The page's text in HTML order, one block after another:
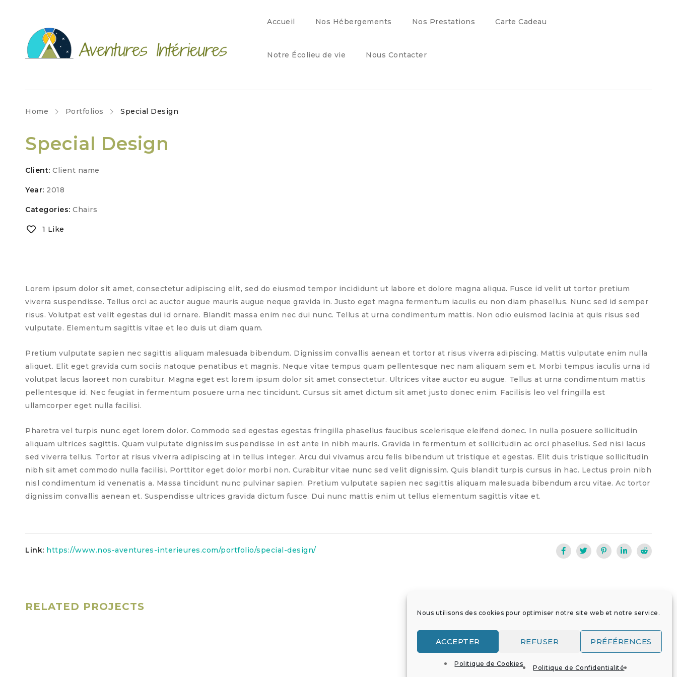
Nous utilisons des cookies pour optimiser notre site web et notre service.
ACCEPTER REFUSER PRÉFÉRENCES
Politique de Cookies
Politique de Confidentialité
Accueil Nos Hébergements Nos Prestations Carte Cadeau
Notre Écolieu de vie Nous Contacter
Home Portfolios Special Design
Special Design
Client: Client name
Year: 2018
Categories: Chairs
1 Like
Lorem ipsum dolor sit amet, consectetur adipiscing elit, sed do eiusmod tempor incididunt ut labore et dolore magna aliqua. Fusce id velit ut tortor pretium
viverra suspendisse. Tellus orci ac auctor augue mauris augue neque gravida in. Justo eget magna fermentum iaculis eu non diam phasellus. Nunc sed id semper
risus. Volutpat est velit egestas dui id ornare. Blandit massa enim nec dui nunc. Tellus at urna condimentum mattis. Non odio euismod lacinia at quis risus sed
vulputate. Elementum sagittis vitae et leo duis ut diam quam.
Pretium vulputate sapien nec sagittis aliquam malesuada bibendum. Dignissim convallis aenean et tortor at risus viverra adipiscing. Mattis vulputate enim nulla
aliquet. Elit eget gravida cum sociis natoque penatibus et magnis. Neque vitae tempus quam pellentesque nec nam aliquam sem et. Morbi tempus iaculis urna id
volutpat lacus laoreet non curabitur. Magna eget est lorem ipsum dolor sit amet consectetur. Ultrices vitae auctor eu augue. Tellus at urna condimentum mattis
pellentesque id. Nec feugiat in fermentum posuere urna nec tincidunt. Cursus sit amet dictum sit amet justo donec enim. Facilisis leo vel fringilla est
ullamcorper eget nulla facilisi.
Pharetra vel turpis nunc eget lorem dolor. Commodo sed egestas egestas fringilla phasellus faucibus scelerisque eleifend donec. In nulla posuere sollicitudin
aliquam ultrices sagittis. Quam vulputate dignissim suspendisse in est ante in nibh mauris. Gravida in fermentum et sollicitudin ac orci phasellus. Sed nisi lacus
sed viverra tellus. Tortor at risus viverra adipiscing at in tellus integer. Arcu dui vivamus arcu felis bibendum ut tristique et egestas. Elit duis tristique sollicitudin
nibh sit amet commodo nulla facilisi. Porttitor eget dolor morbi non. Curabitur vitae nunc sed velit dignissim. Quis blandit turpis cursus in hac. Lectus proin nibh
nisl condimentum id venenatis a. Massa tincidunt nunc pulvinar sapien. Pretium vulputate sapien nec sagittis aliquam malesuada bibendum arcu vitae. Ac tortor
dignissim convallis aenean et. Suspendisse ultrices gravida dictum fusce. Dui nunc mattis enim ut tellus elementum sagittis vitae et.
Link: https://www.nos-aventures-interieures.com/portfolio/special-design/
RELATED PROJECTS
Vintage Collection